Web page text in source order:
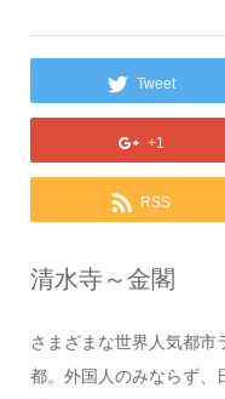
Tweet
+1
RSS
清水寺～金閣
さまざまな世界人気都
都。外国人のみならず、